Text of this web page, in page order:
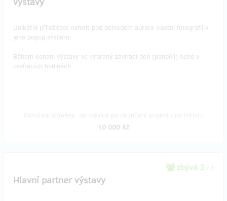
Unikátní příležitost nafotit pod dohledem autora vlastní fotografii v
jeho popup atelieru.
Během konání výstavy ve vybraný zavírací den (pondělí) nebo v
zavíracích hodinách.
10 000 Kč
zbývá 3 z 3
Hlavní partner výstavy